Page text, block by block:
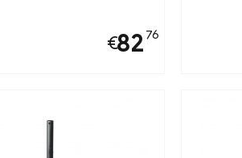
€82 76